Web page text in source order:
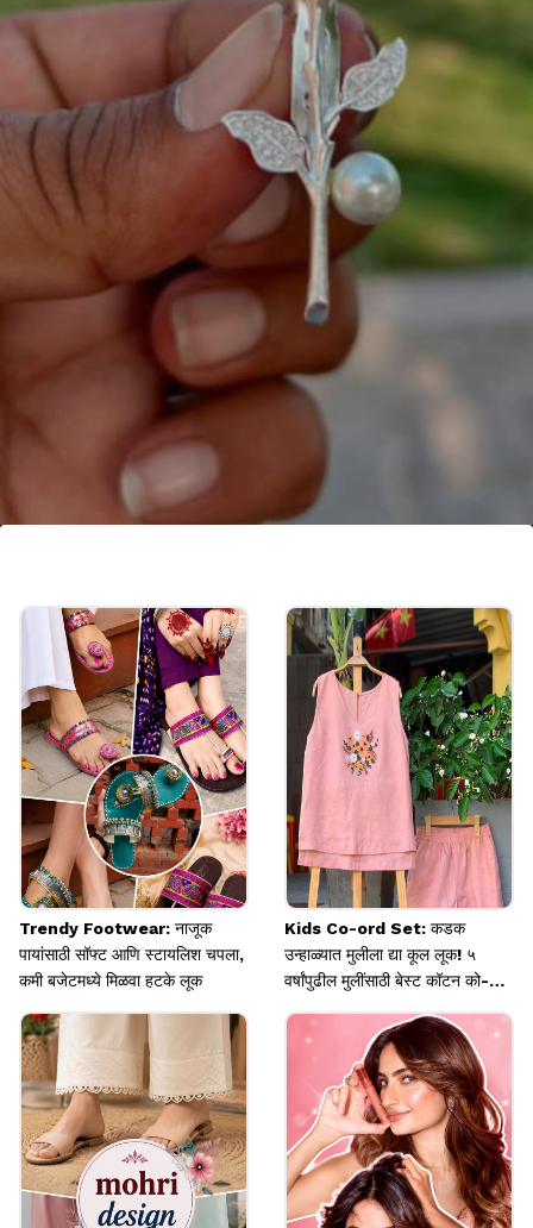
गुलाबाच्या आकाराची ही ब्रोच स्टाइल सिल्व्हर साडी पिन युनिक
आणि प्रीमियम लूक देते. यामध्ये लाल रंगाचे स्टोन आणि मोत्यांच्या
डिटेलिंगसोबत फ्लोरल डिझाइन आहे, जे या पिनला खास बनवते.
Image credits: Instagram
Trendy Footwear: नाजूक
पायांसाठी सॉफ्ट आणि स्टायलिश चपला,
कमी बजेटमध्ये मिळवा हटके लूक
Kids Co-ord Set: कडक
उन्हाळ्यात मुलीला द्या कूल लूक! ५
वर्षांपुढील मुलींसाठी बेस्ट कॉटन को-ऑर्ड